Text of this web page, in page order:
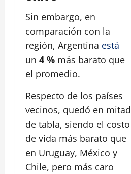
Sin embargo, en
comparación con la
región, Argentina está
un 4 % más barato que
el promedio.
Respecto de los países
vecinos, quedó en mitad
de tabla, siendo el costo
de vida más barato que
en Uruguay, México y
Chile, pero más caro